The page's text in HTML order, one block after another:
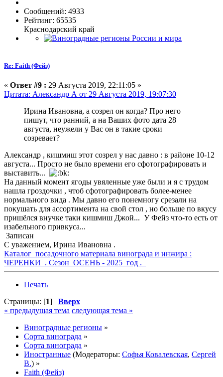
Сообщений: 4933
Рейтинг: 65535
Краснодарский край
Re: Faith (Фейз)
« Ответ #9 : 29 Августа 2019, 22:11:05 »
Цитата: Александр А от 29 Августа 2019, 19:07:30
Ирина Ивановна, а созрел он когда? Про него
пишут, что ранний, а на Ваших фото дата 28
августа, неужели у Вас он в такие сроки
созревает?
Александр , кишмиш этот созрел у нас давно : в районе 10-12
августа... Просто не было времени его сфотографировать и
выставить...
На данный момент ягоды увяленные уже были и я с трудом
нашла гроздочки , чтоб сфотографировать более-менее
нормального вида . Мы давно его понемногу срезали на
покушать для ассортимента на свой стол , но больше по вкусу
пришёлся внучке таки кишмиш Джой... У Фейз что-то есть от
изабельного привкуса...
Записан
С уважением, Ирина Ивановна .
Каталог посадочного материала винограда и инжира :
ЧЕРЕНКИ . Сезон ОСЕНЬ - 2025 год .
Печать
Страницы: [1] Вверх
« предыдущая тема следующая тема »
Виноградные регионы »
Сорта винограда »
Сорта винограда »
Иностранные (Модераторы: Софья Ковалевская, Сергей
В.) »
Faith (Фейз)